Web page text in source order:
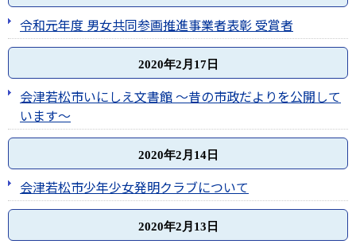
令和元年度 男女共同参画推進事業者表彰 受賞者
2020年2月17日
会津若松市いにしえ文書館 ～昔の市政だよりを公開して
います～
2020年2月14日
会津若松市少年少女発明クラブについて
2020年2月13日